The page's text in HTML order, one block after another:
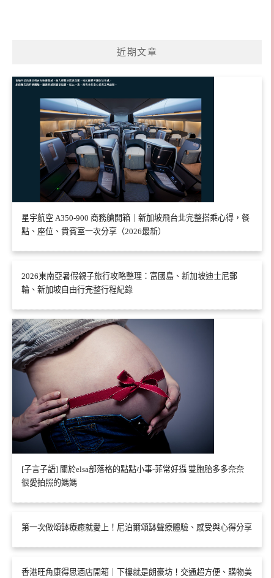
近期文章
星宇航空 A350-900 商務艙開箱｜新加坡飛台北完整搭乘心得，餐
點、座位、貴賓室一次分享（2026最新）
2026東南亞暑假親子旅行攻略整理：富國島、新加坡迪士尼郵
輪、新加坡自由行完整行程紀錄
[子言子語] 關於elsa部落格的點點小事-菲常好攝 雙胞胎多多奈奈
很愛拍照的媽媽
第一次做頌缽療癒就愛上！尼泊爾頌缽聲療體驗、感受與心得分享
香港旺角康得思酒店開箱｜下樓就是朗豪坊！交通超方便、購物美